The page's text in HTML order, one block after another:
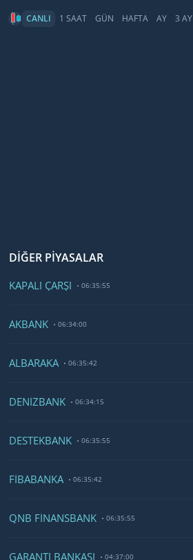
CANLI 1 SAAT GÜN HAFTA AY 3 AY
DİĞER PİYASALAR
KAPALI ÇARŞI 06:35:55
AKBANK 06:34:00
ALBARAKA 06:35:42
DENİZBANK 06:34:15
DESTEKBANK 06:35:55
FİBABANKA 06:35:42
QNB FİNANSBANK 06:35:55
GARANTİ BANKASI 04:37:00